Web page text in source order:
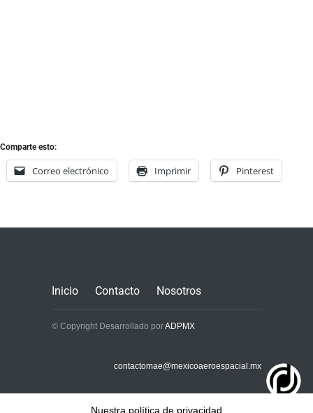
Comparte esto:
Correo electrónico Imprimir Pinterest
Inicio Contacto Nosotros
© Copyright Desarrollado porADPMX
contactomae@mexicoaeroespacial.mx
Nuestra política de privacidad